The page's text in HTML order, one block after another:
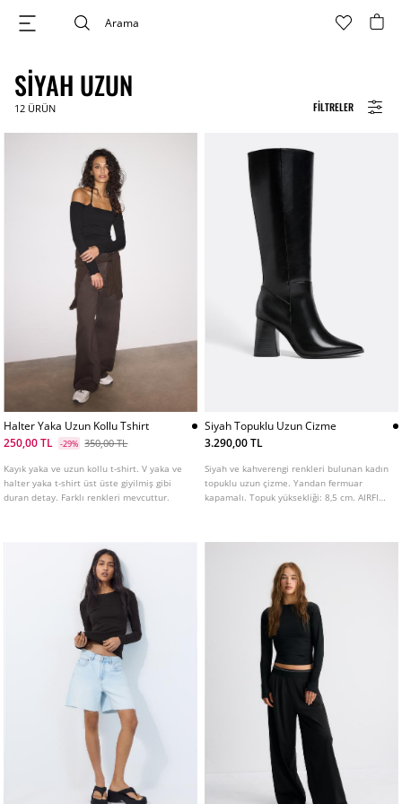
FILTRELER
SIYAH UZUN
12 ÜRÜN
Halter Yaka Uzun Kollu Tshirt
250,00 TL
-29% 350,00 TL
Kayık yaka ve uzun kollu t-shirt. V yaka ve
halter yaka t-shirt üst üste giyilmiş gibi
duran detay. Farklı renkleri mevcuttur.
Siyah Topuklu Uzun Cizme
3.290,00 TL
Siyah ve kahverengi renkleri bulunan kadın
topuklu uzun çizme. Yandan fermuar
kapamalı. Topuk yüksekliği: 8,5 cm. AIRFIT
köpük iç taban.